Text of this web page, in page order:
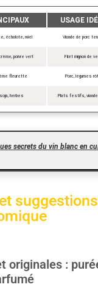
USAGE
échalote, miel Viande de porc
poivre vert Filet mignon de
fleurette Porc, légumes
herbes Plats festifs, viande
secrets du vin blanc en
suggestions
originales :